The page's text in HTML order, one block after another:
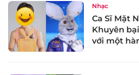
Nhạc
Ca Sĩ Mặt
Khuyên
với một